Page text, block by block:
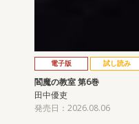
電子版 試し読み
閻魔の教室 第6巻
田中優吏
発売日：2026.08.06